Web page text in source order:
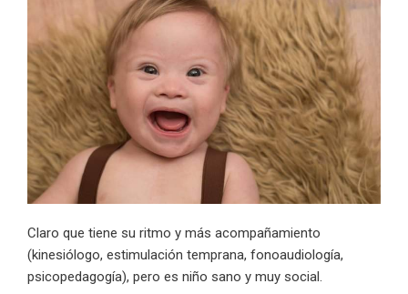
Claro que tiene su ritmo y más acompañamiento
(kinesiólogo, estimulación temprana, fonoaudiología,
psicopedagogía), pero es niño sano y muy social.